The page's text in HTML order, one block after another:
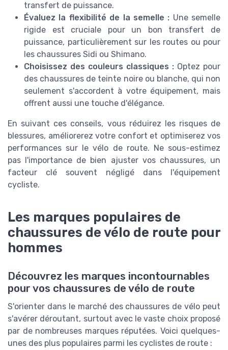
transfert de puissance.
Évaluez la flexibilité de la semelle : Une semelle
rigide est cruciale pour un bon transfert de
puissance, particulièrement sur les routes ou pour
les chaussures Sidi ou Shimano.
Choisissez des couleurs classiques : Optez pour
des chaussures de teinte noire ou blanche, qui non
seulement s'accordent à votre équipement, mais
offrent aussi une touche d'élégance.
En suivant ces conseils, vous réduirez les risques de
blessures, améliorerez votre confort et optimiserez vos
performances sur le vélo de route. Ne sous-estimez
pas l'importance de bien ajuster vos chaussures, un
facteur clé souvent négligé dans l'équipement
cycliste.
Les marques populaires de
chaussures de vélo de route pour
hommes
Découvrez les marques incontournables
pour vos chaussures de vélo de route
S'orienter dans le marché des chaussures de vélo peut
s'avérer déroutant, surtout avec le vaste choix proposé
par de nombreuses marques réputées. Voici quelques-
unes des plus populaires parmi les cyclistes de route :